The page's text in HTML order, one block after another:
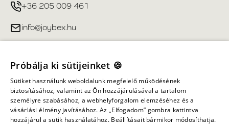
+36 205 009 461
info@joybex.hu
Fiókom
Információ
Próbálja ki sütijeinket 🍪
Sütiket használunk weboldalunk megfelelő működésének
biztosításához, valamint az Ön hozzájárulásával a tartalom
személyre szabásához, a webhelyforgalom elemzéséhez és a
vásárlási élmény javításához. Az „Elfogadom” gombra kattintva
hozzájárul a sütik használatához. Beállításait bármikor módosíthatja.